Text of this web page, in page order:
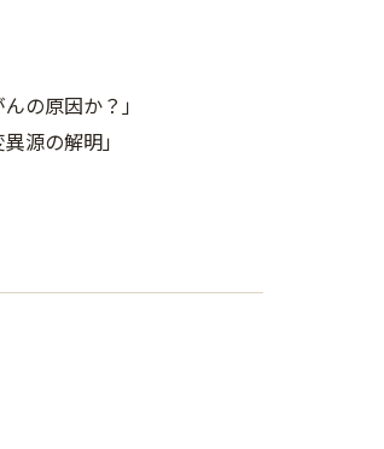
の原因か？」
源の解明」